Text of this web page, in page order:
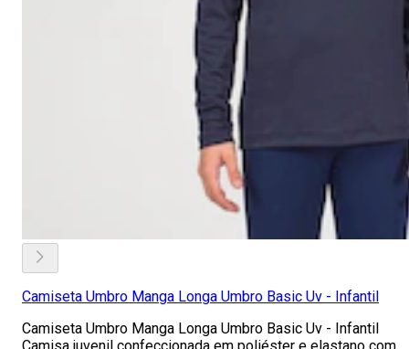
Camiseta Umbro Manga Longa Umbro Basic Uv - Infantil
Camiseta Umbro Manga Longa Umbro Basic Uv - Infantil